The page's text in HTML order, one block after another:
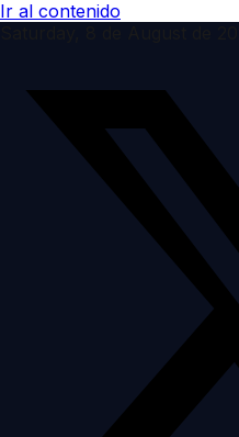
Ir al contenido